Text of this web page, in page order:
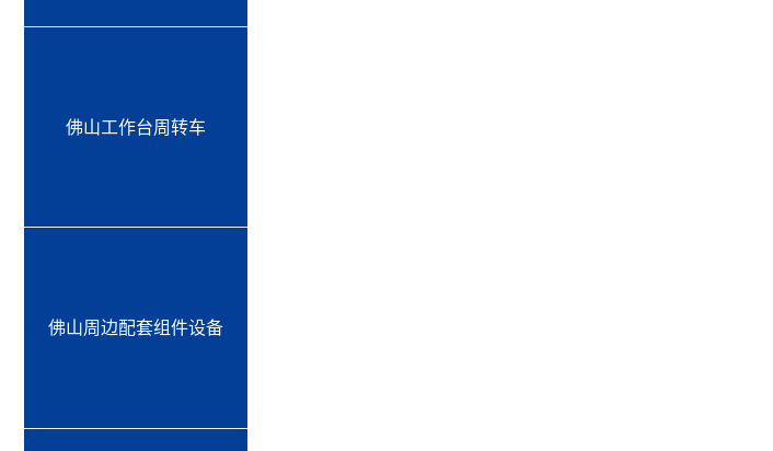
佛山工作台周转车
佛山周边配套组件设备